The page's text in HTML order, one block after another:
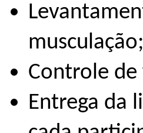
musculação;
Controle
Entrega da